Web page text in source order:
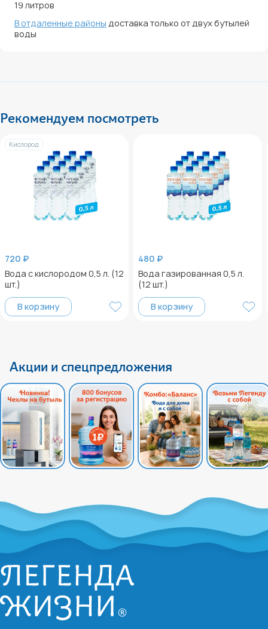
19 литров
В отдаленные районы доставка только от двух бутылей
воды
Рекомендуем посмотреть
Кислород
720 ₽
Вода с кислородом 0,5 л. (12
шт.)
В корзину
480 ₽
Вода газированная 0,5 л.
(12 шт.)
В корзину
Акции и спецпредложения